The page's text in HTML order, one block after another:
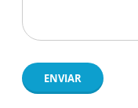
ENVIAR